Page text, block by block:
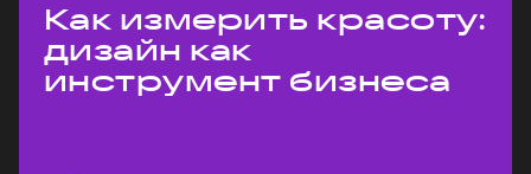
Как измерить красоту:
дизайн как
инструмент бизнеса